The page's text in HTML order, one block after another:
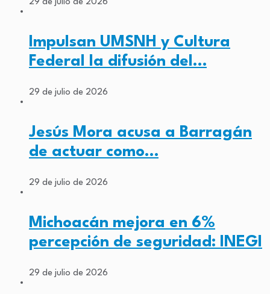
29 de julio de 2026
Impulsan UMSNH y Cultura
Federal la difusión del…
29 de julio de 2026
Jesús Mora acusa a Barragán
de actuar como…
29 de julio de 2026
Michoacán mejora en 6%
percepción de seguridad: INEGI
29 de julio de 2026